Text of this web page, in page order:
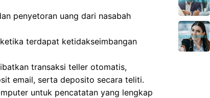
penyetoran uang dari nasabah
terdapat ketidakseimbangan
transaksi teller otomatis,
email, serta deposito secara teliti.
untuk pencatatan yang lengkap